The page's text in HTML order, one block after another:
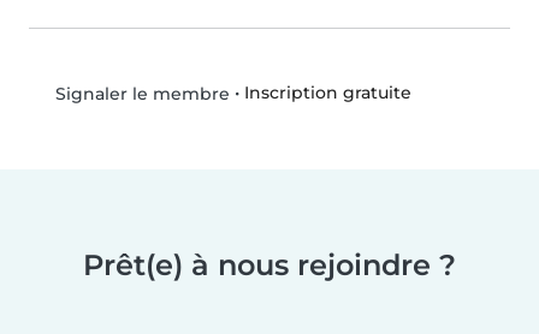
Signaler le membre • Inscription gratuite
Prêt(e) à nous rejoindre ?